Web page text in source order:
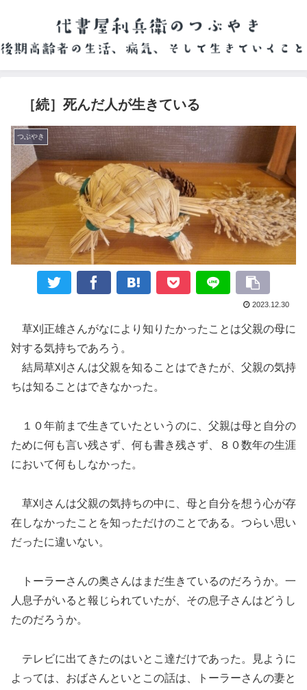
［続］死んだ人が生きている
つぶやき
2023.12.30
草刈正雄さんがなにより知りたかったことは父親の母に
対する気持ちであろう。
結局草刈さんは父親を知ることはできたが、父親の気持
ちは知ることはできなかった。
１０年前まで生きていたというのに、父親は母と自分の
ために何も言い残さず、何も書き残さず、８０数年の生涯
において何もしなかった。
草刈さんは父親の気持ちの中に、母と自分を想う心が存
在しなかったことを知っただけのことである。つらい思い
だったに違いない。
トーラーさんの奥さんはまだ生きているのだろうか。一
人息子がいると報じられていたが、その息子さんはどうし
たのだろうか。
テレビに出てきたのはいとこ達だけであった。見ように
よっては、おばさんといとこの話は、トーラーさんの妻と